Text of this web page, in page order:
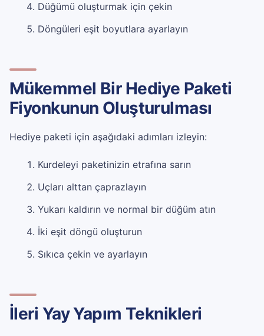
Düğümü oluşturmak için çekin
Döngüleri eşit boyutlara ayarlayın
Mükemmel Bir Hediye Paketi
Fiyonkunun Oluşturulması
Hediye paketi için aşağıdaki adımları izleyin:
Kurdeleyi paketinizin etrafına sarın
Uçları alttan çaprazlayın
Yukarı kaldırın ve normal bir düğüm atın
İki eşit döngü oluşturun
Sıkıca çekin ve ayarlayın
İleri Yay Yapım Teknikleri